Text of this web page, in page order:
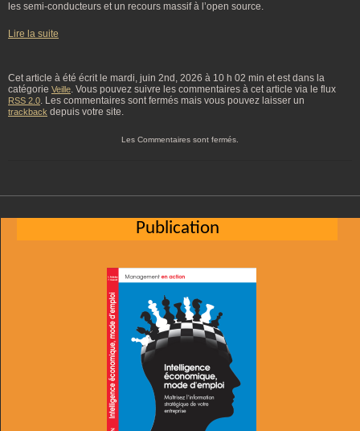
les semi-conducteurs et un recours massif à l’open source.
Lire la suite
Cet article à été écrit le mardi, juin 2nd, 2026 à 10 h 02 min et est dans la
catégorie Veille. Vous pouvez suivre les commentaires à cet article via le flux
RSS 2.0. Les commentaires sont fermés mais vous pouvez laisser un
trackback depuis votre site.
Les Commentaires sont fermés.
Publication